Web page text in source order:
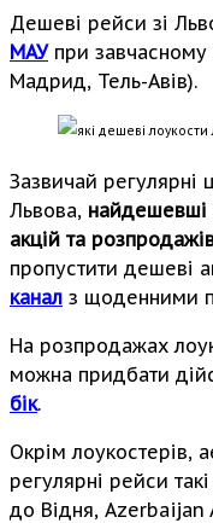
Дешеві рейси зі
МАУпри завчасному
Мадрид, Тель-Авів).
Зазвичай регулярні
Львова, найдешевші
акцій та
пропустити дешеві
канал з щоденними
На розпродажах
можна придбати
бік.
Окрім лоукостерів,
регулярні рейси
до Відня,